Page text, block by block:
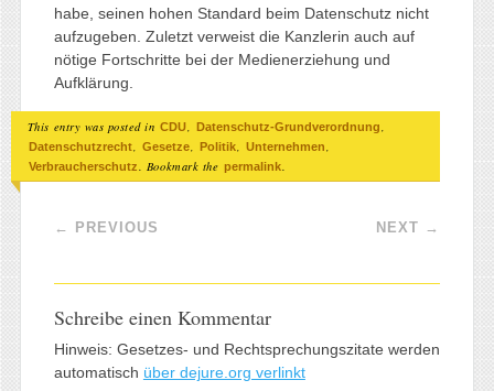
habe, seinen hohen Standard beim Datenschutz nicht
aufzugeben. Zuletzt verweist die Kanzlerin auch auf
nötige Fortschritte bei der Medienerziehung und
Aufklärung.
This entry was posted in CDU, Datenschutz-Grundverordnung,
Datenschutzrecht, Gesetze, Politik, Unternehmen,
Verbraucherschutz. Bookmark the permalink.
Post navigation
← PREVIOUS NEXT →
Schreibe einen Kommentar
Hinweis: Gesetzes- und Rechtsprechungszitate werden
automatisch über dejure.org verlinkt